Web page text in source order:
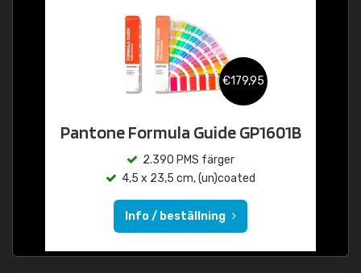
€179,95
Pantone Formula Guide GP1601B
2.390 PMS färger
4,5 x 23,5 cm, (un)coated
Info / beställning